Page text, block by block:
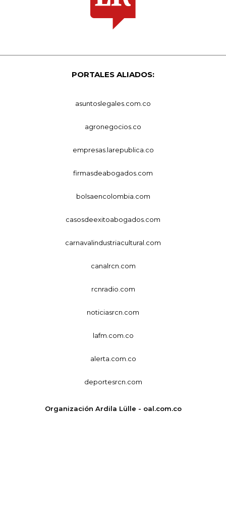
PORTALES ALIADOS:
asuntoslegales.com.co
agronegocios.co
empresas.larepublica.co
firmasdeabogados.com
bolsaencolombia.com
casosdeexitoabogados.com
carnavalindustriacultural.com
canalrcn.com
rcnradio.com
noticiasrcn.com
lafm.com.co
alerta.com.co
deportesrcn.com
Organización Ardila Lülle - oal.com.co